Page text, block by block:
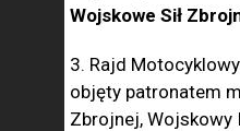
Wojskowe Sił
3. Rajd
objęty patronatem
Zbrojnej, Wojskowy